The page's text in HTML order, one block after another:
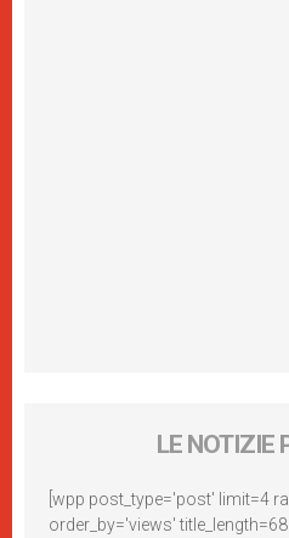
LE NOTIZIE
[wpp post_type='post' limit=4
order_by='views'